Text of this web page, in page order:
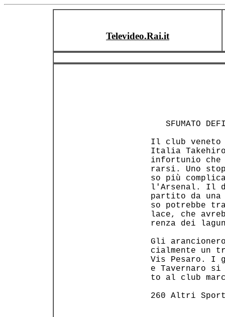
Televideo.Rai.it
SFUMATO
Il club
Italia
infortunio
rarsi. Uno
so più
l'Arsenal. Il
partito da
so potrebbe
lace, che
renza
Gli
cialmente un
Vis Pesaro. I
e Tavernaro
to al
260 Altri